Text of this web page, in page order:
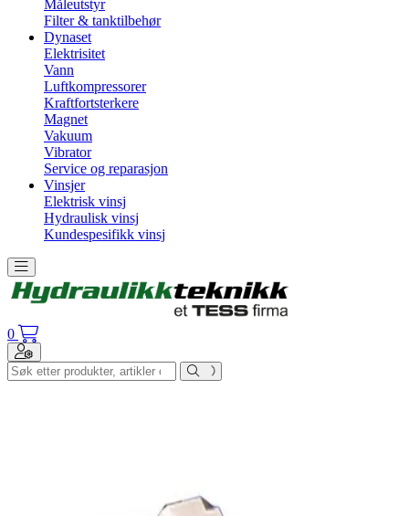
Måleutstyr
Filter & tanktilbehør
Dynaset
Elektrisitet
Vann
Luftkompressorer
Kraftfortsterkere
Magnet
Vakuum
Vibrator
Service og reparasjon
Vinsjer
Elektrisk vinsj
Hydraulisk vinsj
Kundespesifikk vinsj
Toggle navigation
0
Toggle navigation